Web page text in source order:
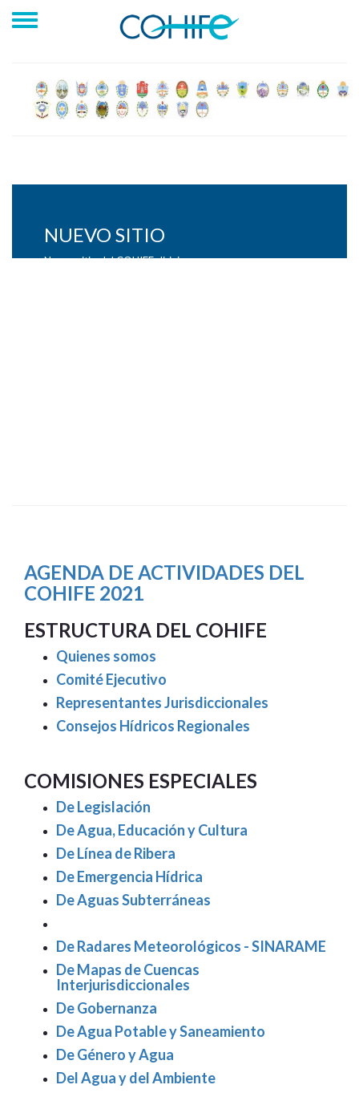
Nuevo Sitio Web
Las ultimas noticias y actividades del Consejo Hídrico
AGENDA DE ACTIVIDADES DEL
COHIFE 2021
ESTRUCTURA DEL COHIFE
Quienes somos
Comité Ejecutivo
Representantes Jurisdiccionales
Consejos Hídricos Regionales
COMISIONES ESPECIALES
De Legislación
De Agua, Educación y Cultura
De Línea de Ribera
De Emergencia Hídrica
De Aguas Subterráneas
De Radares Meteorológicos - SINARAME
De Mapas de Cuencas
Interjurisdiccionales
De Gobernanza
De Agua Potable y Saneamiento
De Género y Agua
Del Agua y del Ambiente